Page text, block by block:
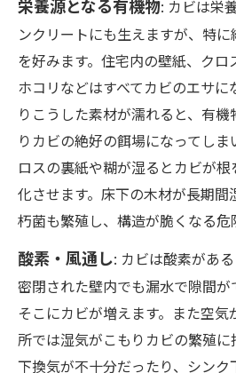
栄養源となる有機物: カビは栄
ンクリートにも生えますが、特
を好みます。住宅内の壁紙、クロ
ホコリなどはすべてカビのエサに
りこうした素材が濡れると、有
りカビの絶好の餌場になってしま
ロスの裏紙や糊が湿るとカビが
化させます。床下の木材が長期間
朽菌も繁殖し、構造が脆くなる危
酸素・風通し: カビは酸素があ
密閉された壁内でも漏水で隙間が
そこにカビが増えます。また空
所では湿気がこもりカビの繁殖
下換気が不十分だったり、シン